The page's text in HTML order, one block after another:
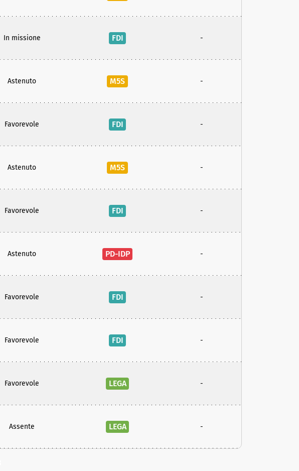
In missione FDI -
Astenuto M5S -
Favorevole FDI -
Astenuto M5S -
Favorevole FDI -
Astenuto PD-IDP -
Favorevole FDI -
Favorevole FDI -
Favorevole LEGA -
Assente LEGA -